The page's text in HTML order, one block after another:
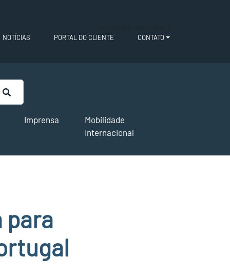
NOTÍCIAS PORTAL DO CLIENTE CONTATO
Imprensa
Mobilidade
Internacional
para